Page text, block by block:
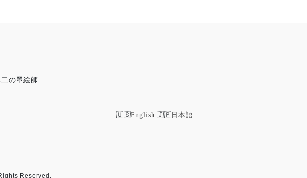
二の墨絵師
English 日本語
Reserved.